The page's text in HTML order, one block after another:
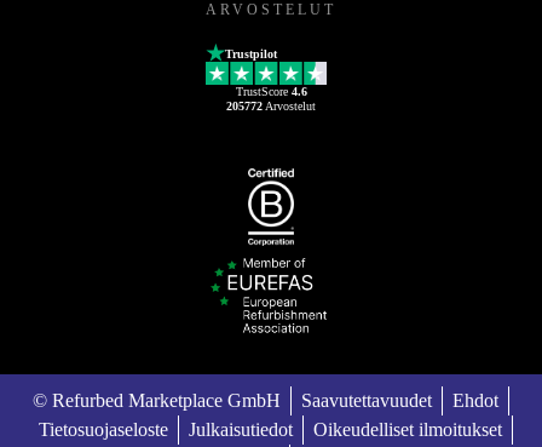
ARVOSTELUT
Trustpilot
TrustScore 4.6
205772 Arvostelut
© Refurbed Marketplace GmbH Saavutettavuudet
Ehdot
Tietosuojaseloste
Julkaisutiedot Oikeudelliset ilmoitukset